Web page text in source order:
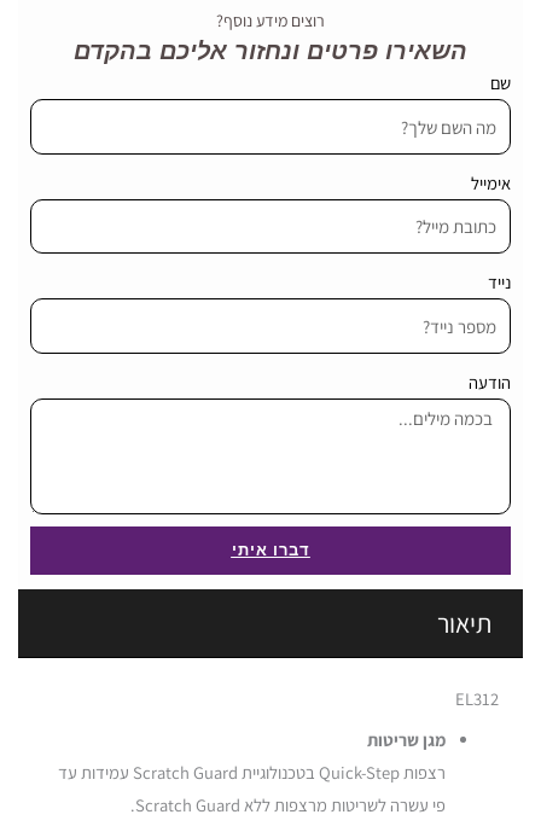
דגם
Eligna
רוצים מידע נוסף?
השאירו פרטים ונחזור אליכם בהקדם
שם
אימייל
נייד
הודעה
דברו איתי
תיאור
EL312
מגן שריטות
רצפות Quick-Step בטכנולוגיית Scratch Guard עמידות עד
פי עשרה לשריטות מרצפות ללא Scratch Guard.